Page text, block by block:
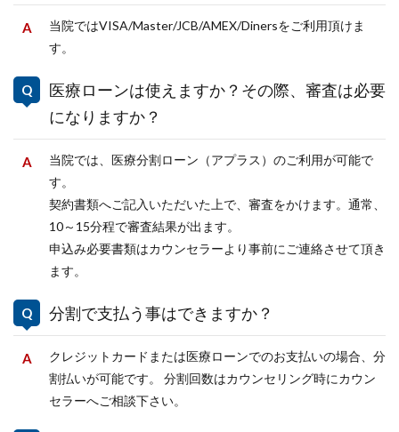
当院ではVISA/Master/JCB/AMEX/Dinersをご利用頂けま
す。
医療ローンは使えますか？その際、審査は必要
になりますか？
当院では、医療分割ローン（アプラス）のご利用が可能で
す。
契約書類へご記入いただいた上で、審査をかけます。通常、
10～15分程で審査結果が出ます。
申込み必要書類はカウンセラーより事前にご連絡させて頂き
ます。
分割で支払う事はできますか？
クレジットカードまたは医療ローンでのお支払いの場合、分
割払いが可能です。 分割回数はカウンセリング時にカウン
セラーへご相談下さい。